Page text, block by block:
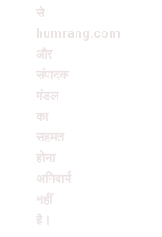
से
humrang.com
और
संपादक
मंडल
का
सहमत
होना
अनिवार्य
नहीं
है।